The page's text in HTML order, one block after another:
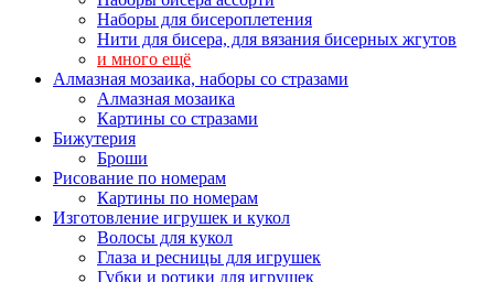
Наборы для бисероплетения
Нити для бисера, для вязания бисерных жгутов
и много ещё
Алмазная мозаика, наборы со стразами
Алмазная мозаика
Картины co стразами
Бижутерия
Броши
Рисование по номерам
Картины по номерам
Изготовление игрушек и кукол
Волосы для кукол
Глаза и ресницы для игрушек
Губки и ротики для игрушек